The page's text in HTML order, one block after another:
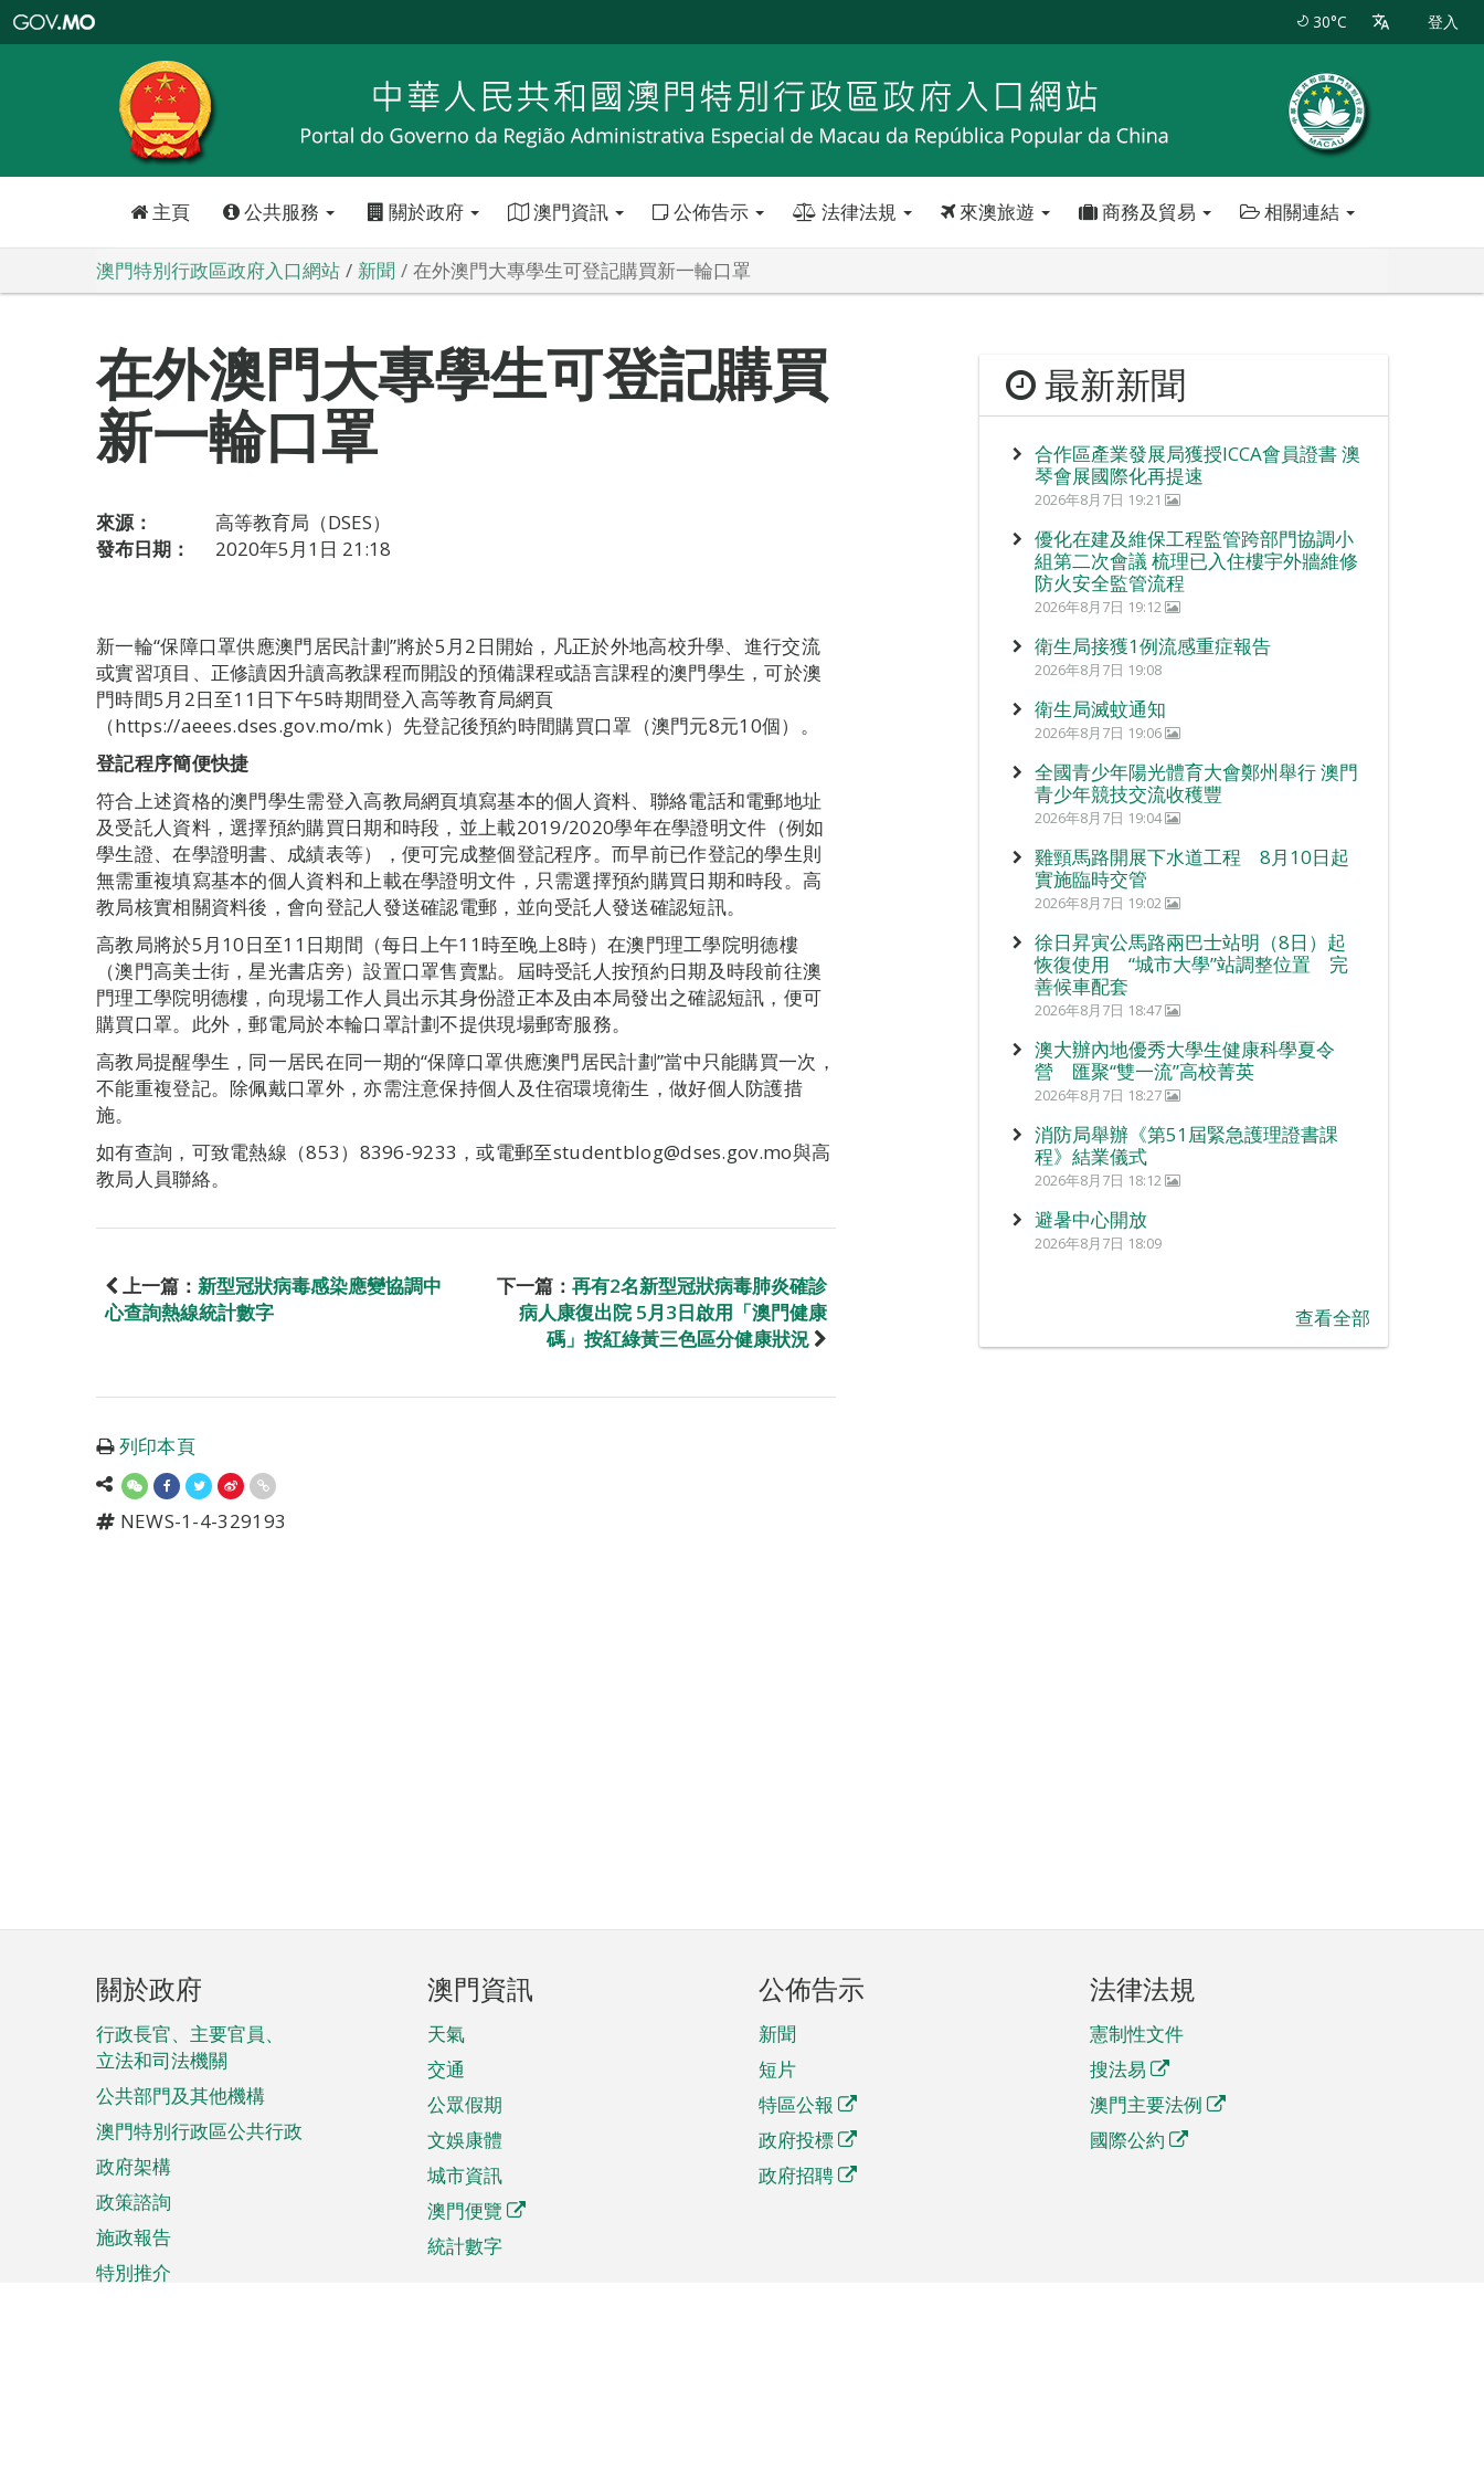
特
政
區
政
口
30°C 登入
主頁 公共服務 關於政府 澳門資訊 公佈告示 法律法規 來澳旅遊 商務及貿易 相關連結
澳門特別行政區政府入口網站 新聞 在外澳門大專學生可登記購買新一輪口罩
在外澳門大專學生可登記購買
新一輪口罩
來源：
高等教育局（DSES）
發布日期：
2020年5月1日 21:18
新一輪“保障口罩供應澳門居民計劃”將於5月2日開始，凡正於外地高校升學、進行交流
或實習項目、正修讀因升讀高教課程而開設的預備課程或語言課程的澳門學生，可於澳
門時間5月2日至11日下午5時期間登入高等教育局網頁
（https://aeees.dses.gov.mo/mk）先登記後預約時間購買口罩（澳門元8元10個）。
登記程序簡便快捷
符合上述資格的澳門學生需登入高教局網頁填寫基本的個人資料、聯絡電話和電郵地址
及受託人資料，選擇預約購買日期和時段，並上載2019/2020學年在學證明文件（例如
學生證、在學證明書、成績表等），便可完成整個登記程序。而早前已作登記的學生則
無需重複填寫基本的個人資料和上載在學證明文件，只需選擇預約購買日期和時段。高
教局核實相關資料後，會向登記人發送確認電郵，並向受託人發送確認短訊。
高教局將於5月10日至11日期間（每日上午11時至晚上8時）在澳門理工學院明德樓
（澳門高美士街，星光書店旁）設置口罩售賣點。屆時受託人按預約日期及時段前往澳
門理工學院明德樓，向現場工作人員出示其身份證正本及由本局發出之確認短訊，便可
購買口罩。此外，郵電局於本輪口罩計劃不提供現場郵寄服務。
高教局提醒學生，同一居民在同一期的“保障口罩供應澳門居民計劃”當中只能購買一次，
不能重複登記。除佩戴口罩外，亦需注意保持個人及住宿環境衛生，做好個人防護措
施。
如有查詢，可致電熱線（853）8396-9233，或電郵至studentblog@dses.gov.mo與高
教局人員聯絡。
上一篇： 新型冠狀病毒感染應變協調中
心查詢熱線統計數字
下一篇： 再有2名新型冠狀病毒肺炎確診
病人康復出院 5月3日啟用「澳門健康
碼」按紅綠黃三色區分健康狀況
列印本頁
NEWS-1-4-329193
最新新聞
合作區產業發展局獲授ICCA會員證書 澳
琴會展國際化再提速
2026年8月7日 19:21
優化在建及維保工程監管跨部門協調小
組第二次會議 梳理已入住樓宇外牆維修
防火安全監管流程
2026年8月7日 19:12
衛生局接獲1例流感重症報告
2026年8月7日 19:08
衛生局滅蚊通知
2026年8月7日 19:06
全國青少年陽光體育大會鄭州舉行 澳門
青少年競技交流收穫豐
2026年8月7日 19:04
雞頸馬路開展下水道工程 8月10日起
實施臨時交管
2026年8月7日 19:02
徐日昇寅公馬路兩巴士站明（8日）起
恢復使用 “城市大學”站調整位置 完
善候車配套
2026年8月7日 18:47
澳大辦內地優秀大學生健康科學夏令
營 匯聚“雙一流”高校菁英
2026年8月7日 18:27
消防局舉辦《第51屆緊急護理證書課
程》結業儀式
2026年8月7日 18:12
避暑中心開放
2026年8月7日 18:09
查看全部
頁
腳
菜
單
關於政府
行政長官、主要官員、
立法和司法機關
公共部門及其他機構
澳門特別行政區公共行政
政府架構
政策諮詢
施政報告
特別推介
澳門資訊
天氣
交通
公眾假期
文娛康體
城市資訊
澳門便覽
統計數字
公佈告示
新聞
短片
特區公報
政府投標
政府招聘
法律法規
憲制性文件
搜法易
澳門主要法例
國際公約